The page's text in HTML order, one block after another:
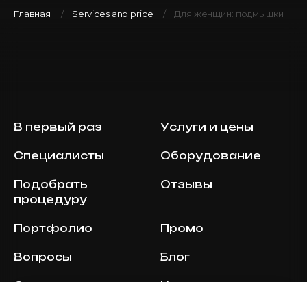
Главная Services and price Для женщин: подмышки
В первый раз Услуги и цены
Специалисты Оборудование
Подобрать
процедуру
Отзывы
Портфолио Промо
Вопросы Блог